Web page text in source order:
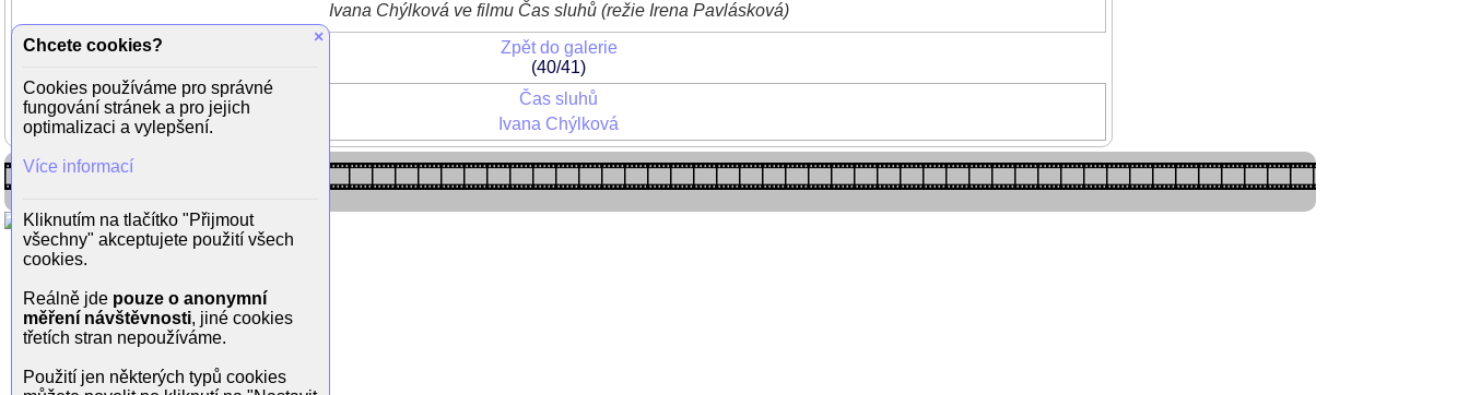
Ivana Chýlková ve filmu Čas sluhů (režie Irena Pavlásková)
Zpět do galerie
(40/41)
Čas sluhů
Ivana Chýlková
×
Chcete cookies?
Cookies používáme pro správné
fungování stránek a pro jejich
optimalizaci a vylepšení.
Více informací
Kliknutím na tlačítko "Přijmout
všechny" akceptujete použití všech
cookies.
Reálně jde pouze o anonymní
měření návštěvnosti, jiné cookies
třetích stran nepoužíváme.
Použití jen některých typů cookies